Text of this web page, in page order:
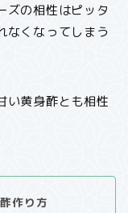
ズの相性はピッタ
なくなってしまう
い黄身酢とも相性
作り方